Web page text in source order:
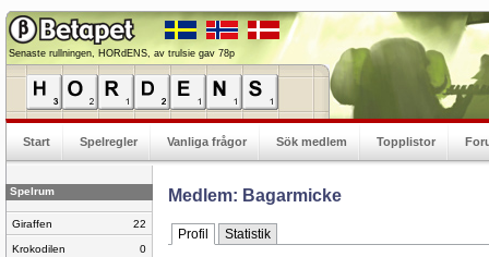
Senaste rullningen, HORdENS, av trulsie gav 78p
Start Spelregler Vanliga frågor Sök medlem Topplistor
Spelrum
Giraffen 22
Krokodilen 0
Medlem: Bagarmicke
Profil Statistik